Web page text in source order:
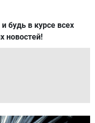
и будь в курсе всех
новостей!